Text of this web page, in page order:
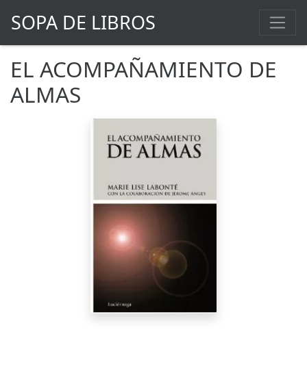
SOPA DE LIBROS
EL ACOMPAÑAMIENTO DE
ALMAS